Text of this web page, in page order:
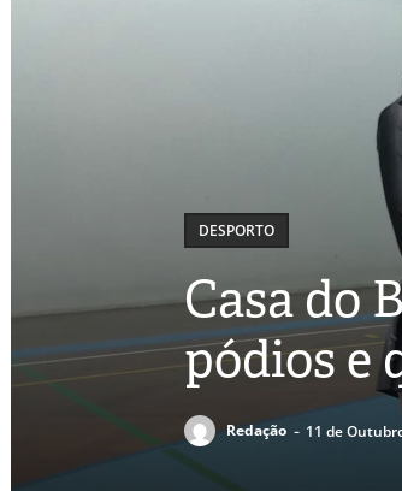
DESPORTO
Casa do
pódios e
Redação - 11 de